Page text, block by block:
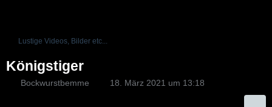
Lustige Videos, Bilder etc...
Königstiger
Bockwurstbemme 18. März 2021 um 13:18